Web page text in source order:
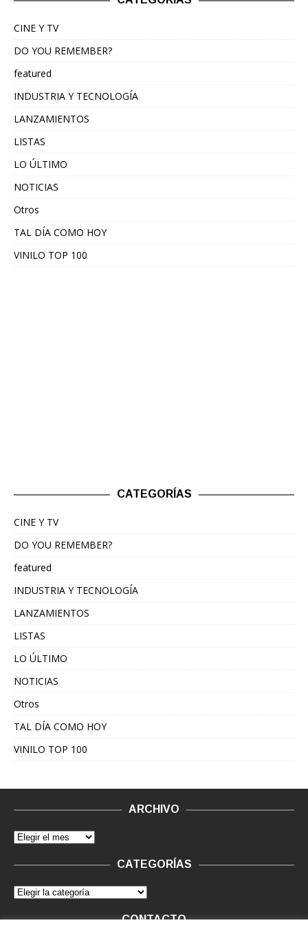
CINE Y TV
DO YOU REMEMBER?
featured
INDUSTRIA Y TECNOLOGÍA
LANZAMIENTOS
LISTAS
LO ÚLTIMO
NOTICIAS
Otros
TAL DÍA COMO HOY
VINILO TOP 100
CATEGORÍAS
CINE Y TV
DO YOU REMEMBER?
featured
INDUSTRIA Y TECNOLOGÍA
LANZAMIENTOS
LISTAS
LO ÚLTIMO
NOTICIAS
Otros
TAL DÍA COMO HOY
VINILO TOP 100
ARCHIVO
CATEGORÍAS
CONTACTO